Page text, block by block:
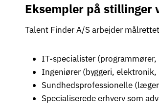
Eksempler på
Talent Finder A/S arbejder
IT-specialister
Ingeniører (byggeri,
Sundhedsprofessionelle
Specialiserede erhverv som